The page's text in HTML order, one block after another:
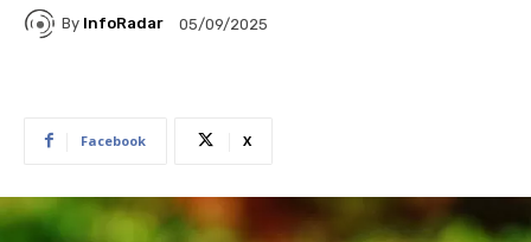
By InfoRadar 05/09/2025
Facebook X